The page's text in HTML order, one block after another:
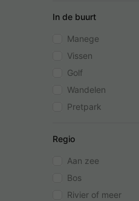
In de buurt
Manege
Vissen
Golf
Wandelen
Pretpark
Regio
Aan zee
Bos
Rivier of meer